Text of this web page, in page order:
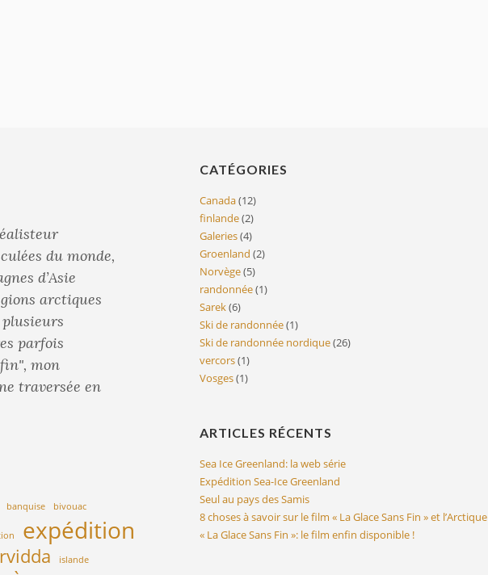
du monde,
d’Asie
arctiques
parfois
mon
traversée en
banquise bivouac
expédition
islande
CATÉGORIES
Canada(12)
finlande(2)
Galeries(4)
Groenland (2)
Norvège(5)
randonnée(1)
Sarek(6)
Ski de randonnée(1)
Ski de randonnée nordique(26)
vercors(1)
Vosges(1)
ARTICLES RÉCENTS
Sea Ice Greenland: la web série
Expédition Sea-Ice Greenland
Seul au pays des Samis
8 choses à savoir sur le film « La Glace Sans Fin » et l’Arctique
« La Glace Sans Fin »: le film enfin disponible !